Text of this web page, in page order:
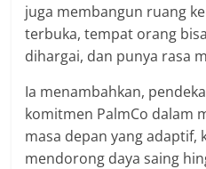
juga membangun ruang
terbuka, tempat orang
dihargai, dan punya rasa
Ia menambahkan,
komitmen PalmCo dalam
masa depan yang
mendorong daya saing